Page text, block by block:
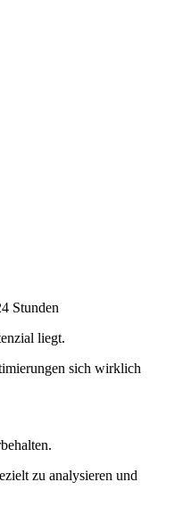
Stunden
liegt.
sich wirklich
zu analysieren und